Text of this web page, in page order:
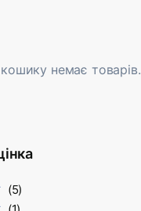
немає товарів.
(5)